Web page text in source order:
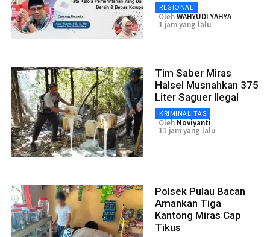
REGIONAL
OlehWAHYUDI YAHYA
1 jam yang lalu
Tim Saber Miras
Halsel Musnahkan 375
Liter Saguer Ilegal
KRIMINALITAS
Oleh Noviyanti
11 jam yang lalu
Polsek Pulau Bacan
Amankan Tiga
Kantong Miras Cap
Tikus